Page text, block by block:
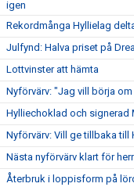
igen
Rekordmånga Hyllielag
Julfynd: Halva priset på
Lottvinster att hämta
Nyförvärv: "Jag vill börja
Hylliechoklad och signerad
Nyförvärv: Vill ge tillbaka till
Nästa nyförvärv klart för
Återbruk i loppisform på